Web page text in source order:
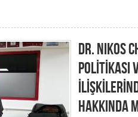
DR. NIKOS
POLİTİKASI
HAKKINDA